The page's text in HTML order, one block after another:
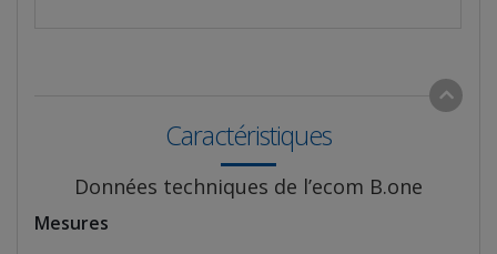
Caractéristiques
Données techniques de l’ecom B.one
Mesures